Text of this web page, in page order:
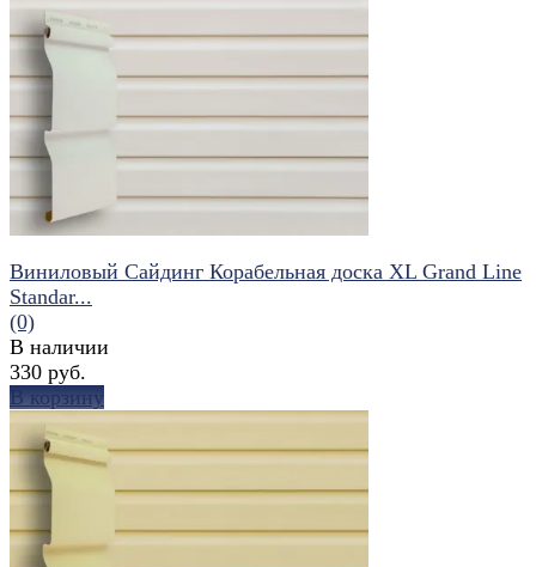
избранное сравнить
избранное сравнить
Виниловый Сайдинг Корабельная доска XL Grand Line
Standar...
(0)
В наличии
330 руб.
В корзину